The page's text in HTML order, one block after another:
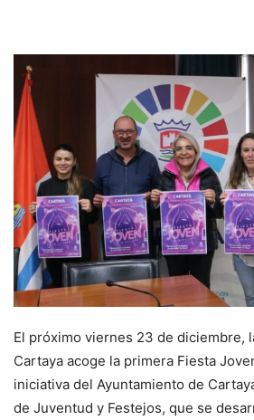
El próximo viernes 23 de diciembre,
Cartaya acoge la primera Fiesta
iniciativa del Ayuntamiento de
de Juventud y Festejos, que se